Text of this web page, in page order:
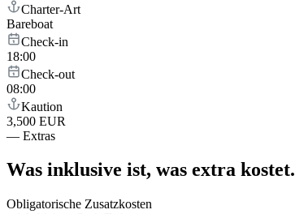
Charter-Art
Bareboat
Check-in
18:00
Check-out
08:00
Kaution
3,500 EUR
— Extras
Was inklusive ist, was extra kostet.
Obligatorische Zusatzkosten